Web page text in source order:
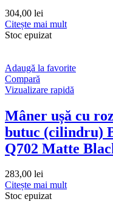
304,00 lei
Citește mai mult
Stoc epuizat
Adaugă la favorite
Compară
Vizualizare rapidă
Mâner ușă cu
butuc (cilindru)
Q702 Matte
283,00 lei
Citește mai mult
Stoc epuizat